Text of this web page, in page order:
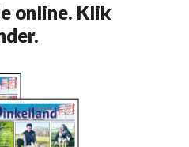
online. Klik